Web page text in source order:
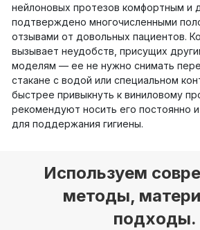
нейлоновых протезов комфортным и
подтверждено многочисленными
отзывами от довольных пациентов.
вызывает неудобств, присущих
моделям — ее не нужно снимать
стакане с водой или специальном
быстрее привыкнуть к виниловому
рекомендуют носить его постоянно
для поддержания гигиены.
Используем
методы,
подходы.